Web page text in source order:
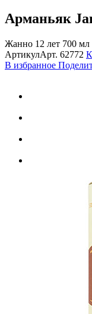
Арманьяк
Жанно 12 лет 700 мл
АртикулАрт. 62772
В избранное